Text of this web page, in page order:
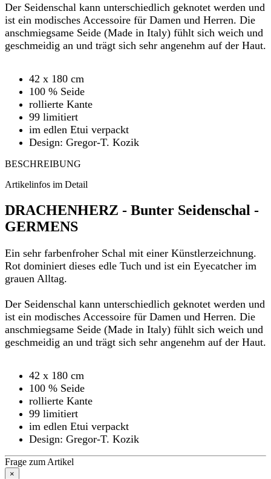
Der Seidenschal kann unterschiedlich geknotet werden und
ist ein modisches Accessoire für Damen und Herren. Die
anschmiegsame Seide (Made in Italy) fühlt sich weich und
geschmeidig an und trägt sich sehr angenehm auf der Haut.
42 x 180 cm
100 % Seide
rollierte Kante
99 limitiert
im edlen Etui verpackt
Design: Gregor-T. Kozik
BESCHREIBUNG
Artikelinfos im Detail
DRACHENHERZ - Bunter Seidenschal -
GERMENS
Ein sehr farbenfroher Schal mit einer Künstlerzeichnung.
Rot dominiert dieses edle Tuch und ist ein Eyecatcher im
grauen Alltag.
Der Seidenschal kann unterschiedlich geknotet werden und
ist ein modisches Accessoire für Damen und Herren. Die
anschmiegsame Seide (Made in Italy) fühlt sich weich und
geschmeidig an und trägt sich sehr angenehm auf der Haut.
42 x 180 cm
100 % Seide
rollierte Kante
99 limitiert
im edlen Etui verpackt
Design: Gregor-T. Kozik
Frage zum Artikel
×